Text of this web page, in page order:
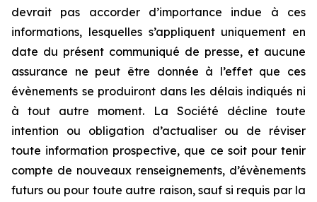
devrait pas accorder d’importance indue à ces
informations, lesquelles s’appliquent uniquement en
date du présent communiqué de presse, et aucune
assurance ne peut être donnée à l’effet que ces
évènements se produiront dans les délais indiqués ni
à tout autre moment. La Société décline toute
intention ou obligation d’actualiser ou de réviser
toute information prospective, que ce soit pour tenir
compte de nouveaux renseignements, d’évènements
futurs ou pour toute autre raison, sauf si requis par la